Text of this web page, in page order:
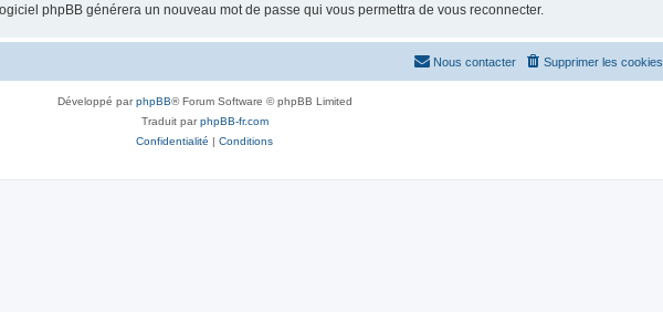
phpBB générera un nouveau mot de passe qui vous permettra de vous reconnecter.
Supprimer les cookies
Nous contacter
Développé parphpBB® Forum Software © phpBB Limited
Traduit parphpBB-fr.com
Confidentialité | Conditions